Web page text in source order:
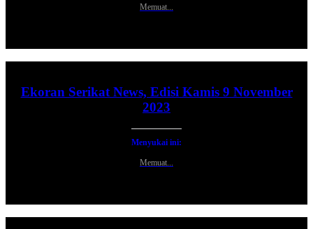
Memuat...
Ekoran Serikat News, Edisi Kamis 9 November
2023
Menyukai ini:
Memuat...